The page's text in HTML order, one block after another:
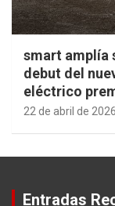
smart amplía
debut del
eléctrico
22 de abril de 2026
Entradas